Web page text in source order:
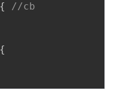
{
//cb
{